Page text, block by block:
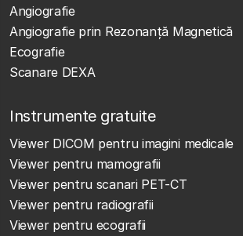
Angiografie
Angiografie prin Rezonanță Magnetică
Ecografie
Scanare DEXA
Instrumente gratuite
Viewer DICOM pentru imagini medicale
Viewer pentru mamografii
Viewer pentru scanari PET-CT
Viewer pentru radiografii
Viewer pentru ecografii